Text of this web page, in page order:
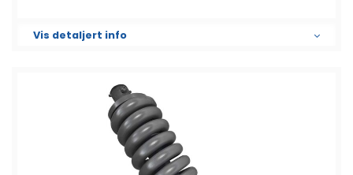
Vis detaljert info